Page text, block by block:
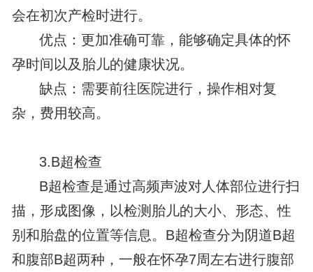
会在初次产检时进行。
优点：更加准确可靠，能够确定具体的怀
孕时间以及胎儿的健康状况。
缺点：需要前往医院进行，操作相对复
杂，费用较高。
3.B超检查
B超检查是通过高频声波对人体部位进行扫
描，形成图像，以检测胎儿的大小、形态、性
别和胎盘的位置等信息。B超检查分为阴道B超
和腹部B超两种，一般在怀孕7周左右进行腹部